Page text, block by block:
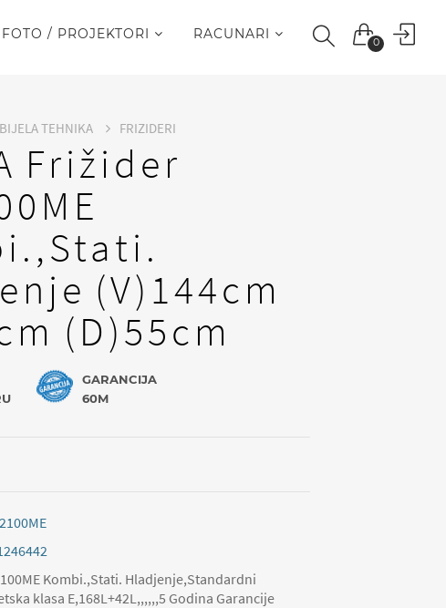
0
FOTO / PROJEKTORI RACUNARI
BIJELA TEHNIKA FRIZIDERI
Frižider
(V)144cm
(D)55cm
GARANCIJA
60M
Kombi.,Stati. Hladjenje,Standardni
klasa E,168L+42L,,,,,,5 Godina Garancije